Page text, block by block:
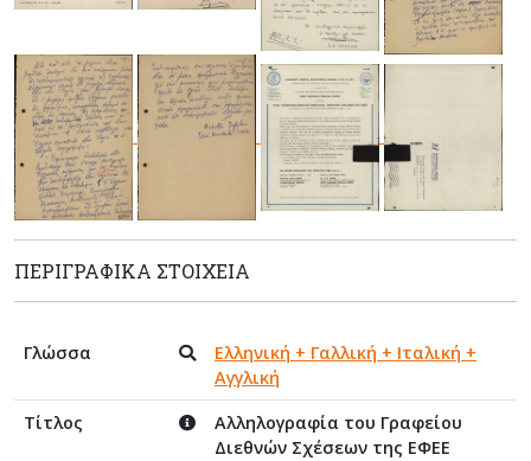
ΠΕΡΙΓΡΑΦΙΚΆ ΣΤΟΙΧΕΊΑ
Γλώσσα
Ελληνική + Γαλλική + Ιταλική +
Αγγλική
Τίτλος
Αλληλογραφία του Γραφείου
Διεθνών Σχέσεων της ΕΦΕΕ